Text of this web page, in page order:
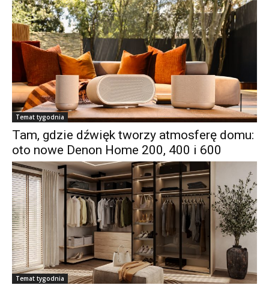
Temat tygodnia
Tam, gdzie dźwięk tworzy atmosferę domu:
oto nowe Denon Home 200, 400 i 600
Temat tygodnia